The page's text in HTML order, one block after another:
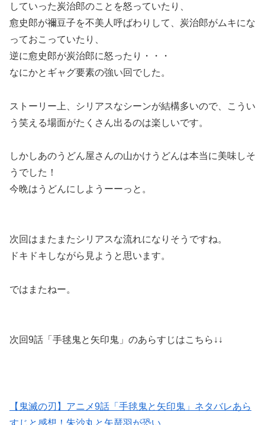
していった炭治郎のことを怒っていたり、
愈史郎が禰豆子を不美人呼ばわりして、炭治郎がムキにな
っておこっていたり、
逆に愈史郎が炭治郎に怒ったり・・・
なにかとギャグ要素の強い回でした。
ストーリー上、シリアスなシーンが結構多いので、こうい
う笑える場面がたくさん出るのは楽しいです。
しかしあのうどん屋さんの山かけうどんは本当に美味しそ
うでした！
今晩はうどんにしようーーっと。
次回はまたまたシリアスな流れになりそうですね。
ドキドキしながら見ようと思います。
ではまたねー。
次回9話「手毬鬼と矢印鬼」のあらすじはこちら↓↓
【鬼滅の刃】アニメ9話「手毬鬼と矢印鬼」ネタバレあら